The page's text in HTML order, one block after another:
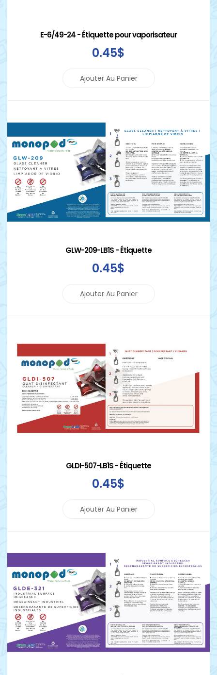
E-6/49-24 - Étiquette pour vaporisateur
0.45$
Ajouter Au Panier
GLW-209-LB1S - Étiquette
0.45$
Ajouter Au Panier
GLDI-507-LB1S - Étiquette
0.45$
Ajouter Au Panier